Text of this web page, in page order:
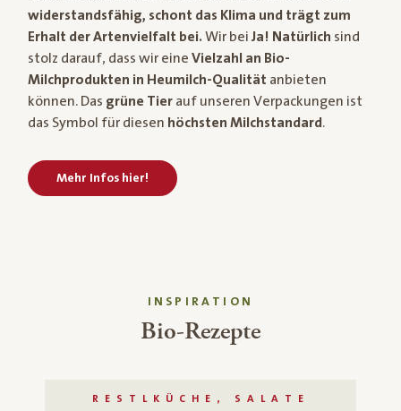
widerstandsfähig, schont das Klima und trägt zum
Erhalt der Artenvielfalt bei. Wir bei Ja! Natürlich sind
stolz darauf, dass wir eine Vielzahl an Bio-
Milchprodukten in Heumilch-Qualität anbieten
können. Das grüne Tierauf unseren Verpackungen ist
das Symbol für diesen höchsten Milchstandard.
Mehr Infos hier!
INSPIRATION
Bio-Rezepte
RESTLKÜCHE, SALATE